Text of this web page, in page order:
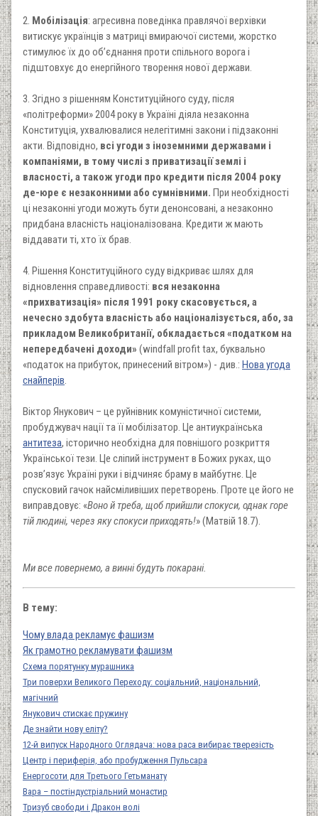
2. Мобілізація: агресивна поведінка правлячої верхівки
витискує українців з матриці вмираючої системи, жорстко
стимулює їх до об’єднання проти спільного ворога і
підштовхує до енергійного творення нової держави.
3. Згідно з рішенням Конституційного суду, після
«політреформи» 2004 року в Україні діяла незаконна
Конституція, ухвалювалися нелегітимні закони і підзаконні
акти. Відповідно, всі угоди з іноземними державами і
компаніями, в тому числі з приватизації землі і
власності, а також угоди про кредити після 2004 року
де-юре є незаконними або сумнівними. При необхідності
ці незаконні угоди можуть бути денонсовані, а незаконно
придбана власність націоналізована. Кредити ж мають
віддавати ті, хто їх брав.
4. Рішення Конституційного суду відкриває шлях для
відновлення справедливості: вся незаконна
«прихватизація» після 1991 року скасовується, а
нечесно здобута власність або націоналізується, або, за
прикладом Великобританії, обкладається «податком на
непередбачені доходи» (windfall profit tax, буквально
«податок на прибуток, принесений вітром») - див.: Нова угода
снайперів.
Віктор Янукович – це руйнівник комуністичної системи,
пробуджувач нації та її мобілізатор. Це антиукраїнська
антитеза, історично необхідна для повнішого розкриття
Української тези. Це сліпий інструмент в Божих руках, що
розв’язує Україні руки і відчиняє браму в майбутнє. Це
спусковий гачок найсміливіших перетворень. Проте це його не
виправдовує: «Воно й треба, щоб прийшли спокуси, однак горе
тій людині, через яку спокуси приходять!» (Матвій 18.7).
Ми все повернемо, а винні будуть покарані.
В тему:
Чому влада рекламує фашизм
Як грамотно рекламувати фашизм
Схема порятунку мурашника
Три поверхи Великого Переходу: соціальний, національний,
магічний
Янукович стискає пружину
Де знайти нову еліту?
12-й випуск Народного Оглядача: нова раса вибирає тверезість
Центр і периферія, або пробудження Пульсара
Енергосоти для Третього Гетьманату
Вара – постіндустріальний монастир
Тризуб свободи і Дракон волі